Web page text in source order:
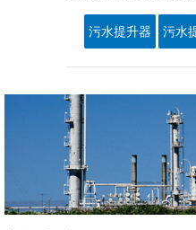
污水提升器 污水